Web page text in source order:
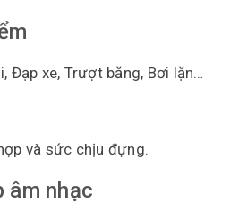
Đạp xe, Trượt băng, Bơi lặn…
và sức chịu đựng.
âm nhạc